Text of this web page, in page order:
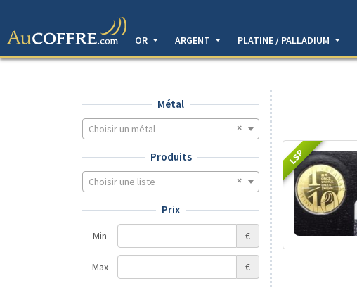
OR
ARGENT PLATINE / PALLADIUM
Métal
Choisir un métal
Produits
Choisir une liste
Prix
Min €
Max €
LSP